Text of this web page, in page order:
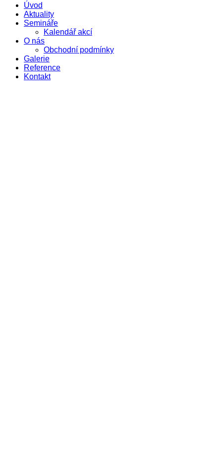
Úvod
Aktuality
Semináře
Kalendář akcí
O nás
Obchodní podmínky
Galerie
Reference
Kontakt